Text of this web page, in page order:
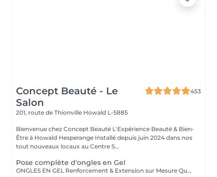
Concept Beauté - Le
Salon
453
201, route de Thionville Howald L-5885
Bienvenue chez Concept Beauté L'Expérience Beauté & Bien-
Être à Howald Hesperange Installé depuis juin 2024 dans nos
tout nouveaux locaux au Centre S...
Pose complète d'ongles en Gel
ONGLES EN GEL Renforcement & Extension sur Mesure Que vous souhaitiez allonger, renforcer ou corriger vos ongles, la technique du gel ProNails permet d'obtenir des ongles impeccables, résistants et naturels. Pourquoi choisir les ongles en gel ? Adapté aux ongles fragiles ou cassants Permet d'obtenir une longueur et une forme personnalisées Finition naturelle ou sophistiquée selon vos envies Remplissage conseillé toutes les 3 à 4 semaines Possibilité de French manucure, effet babyboomer ou nail art selon vos envies !